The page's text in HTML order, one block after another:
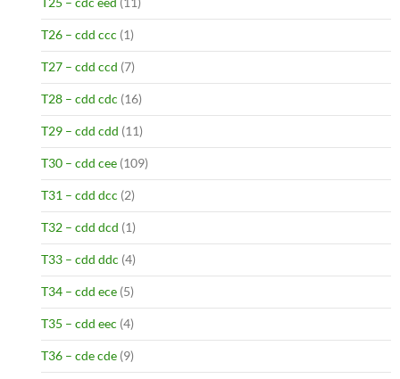
T26 – cdd ccc (1)
T27 – cdd ccd (7)
T28 – cdd cdc (16)
T29 – cdd cdd (11)
T30 – cdd cee (109)
T31 – cdd dcc (2)
T32 – cdd dcd (1)
T33 – cdd ddc (4)
T34 – cdd ece (5)
T35 – cdd eec (4)
T36 – cde cde (9)